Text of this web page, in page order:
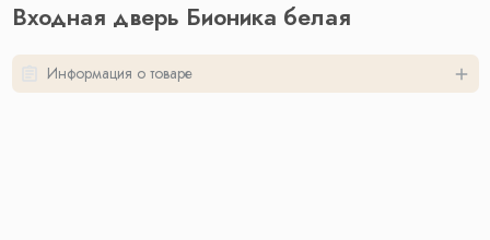
Входная дверь Бионика белая
Информация о товаре